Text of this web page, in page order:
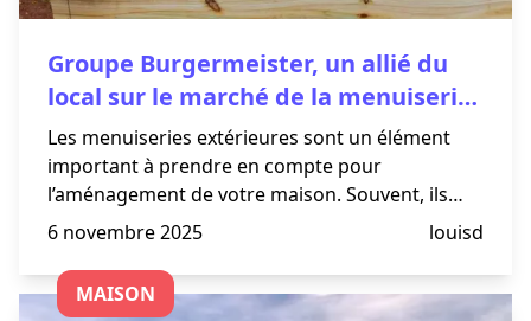
Groupe Burgermeister, un allié du
local sur le marché de la menuiserie
d’extérieure !
Les menuiseries extérieures sont un élément
important à prendre en compte pour
l’aménagement de votre maison. Souvent, ils
sont le premier éléments que l’on voit de votre
services afin de vous aider et d
6 novembre 2025 louisd
MAISON